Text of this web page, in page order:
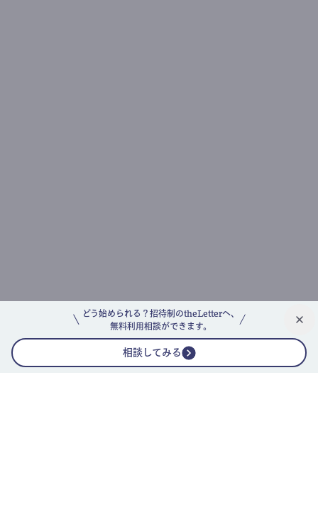
どう始められる？招待制のtheLetterへ、
無料利用相談ができます。
相談してみる